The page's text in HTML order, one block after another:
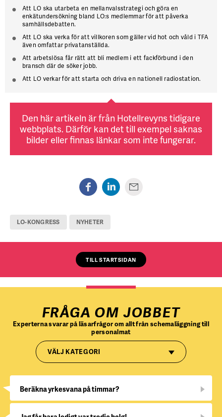
Att LO ska utarbeta en mellanvalsstrategi och göra en
enkätundersökning bland LO:s medlemmar för att påverka
samhällsdebatten.
Att LO ska verka för att villkoren som gäller vid hot och våld i TFA
även omfattar privatanställda.
Att arbetslösa får rätt att bli medlem i ett fackförbund i den
bransch där de söker jobb.
Att LO verkar för att starta och driva en nationell radiostation.
Den här artikeln är från Hotellrevyns tidigare
webbplats. Därför kan det till exempel saknas
bilder eller finnas länkar som inte fungerar.
LO-KONGRESS NYHETER
TILL STARTSIDAN
FRÅGA OM JOBBET
Experterna svarar på läsarfrågor om allt från schemaläggning till
personalmat
VÄLJ KATEGORI
Beräkna yrkesvana på timmar?